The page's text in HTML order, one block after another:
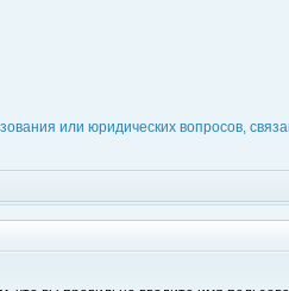
или юридических вопросов,